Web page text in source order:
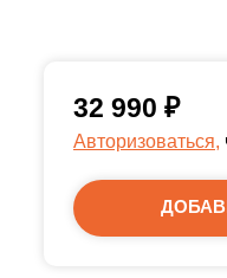
32 990 ₽
Авторизоваться,